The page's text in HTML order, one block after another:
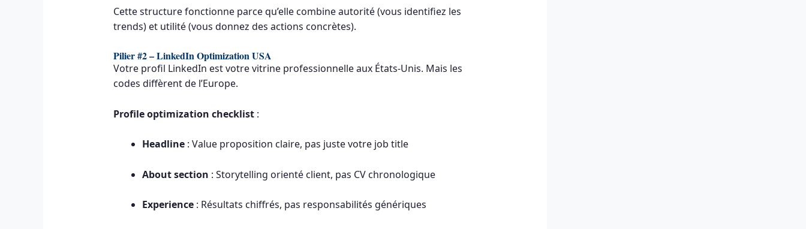
Cette structure fonctionne parce qu’elle combine autorité (vous identifiez les
trends) et utilité (vous donnez des actions concrètes).
Pilier #2 – LinkedIn Optimization USA
Votre profil LinkedIn est votre vitrine professionnelle aux États-Unis. Mais les
codes diffèrent de l’Europe.
Profile optimization checklist:
Headline : Value proposition claire, pas juste votre job title
About section : Storytelling orienté client, pas CV chronologique
Experience : Résultats chiffrés, pas responsabilités génériques